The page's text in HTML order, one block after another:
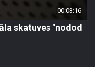
00:03:16
skatuves "nodod